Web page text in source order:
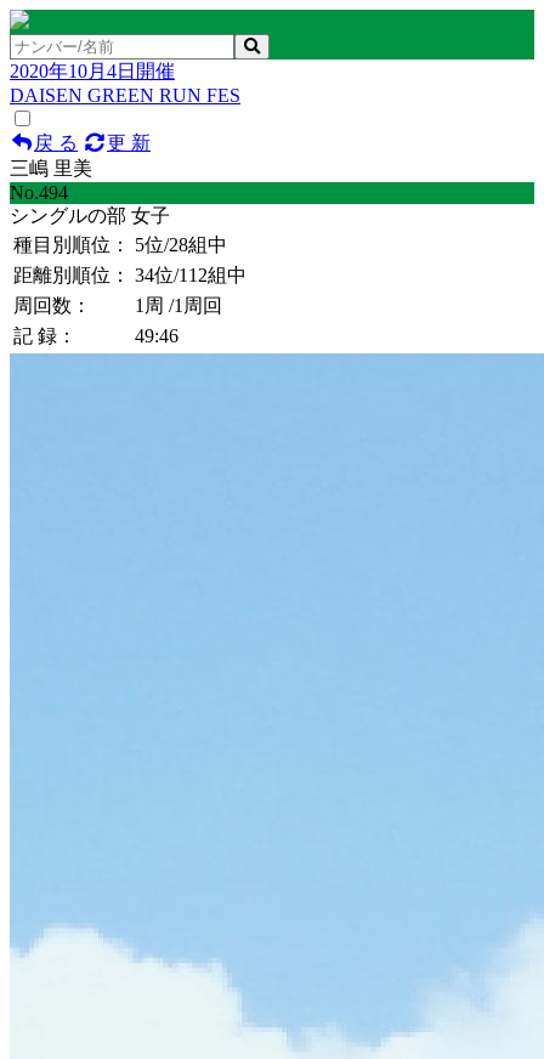
2020年10月4日開催
DAISEN GREEN RUN FES
戻 る
更 新
三嶋 里美
No.494
シングルの部 女子
種目別順位：
5位/28組中
距離別順位：
34位/112組中
周回数：
1周 /1周回
記 録：
49:46